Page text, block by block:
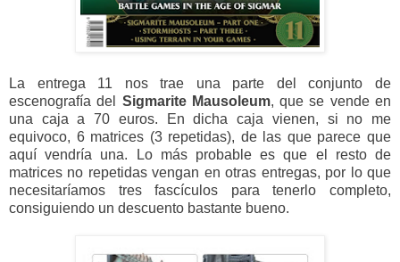
La entrega 11 nos trae una parte del conjunto de
escenografía del Sigmarite Mausoleum, que se vende en
una caja a 70 euros. En dicha caja vienen, si no me
equivoco, 6 matrices (3 repetidas), de las que parece que
aquí vendría una. Lo más probable es que el resto de
matrices no repetidas vengan en otras entregas, por lo que
necesitaríamos tres fascículos para tenerlo completo,
consiguiendo un descuento bastante bueno.